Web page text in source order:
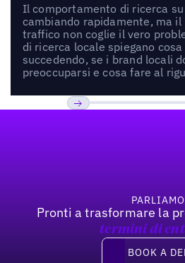
Il comportamento di ricerca su
cambiando rapidamente, ma
traffico non coglie il vero
di ricerca locale spiegano
succedendo, se i brand locali
preoccuparsi e cosa fare al
PARLIAMO
Pronti a trasformare la
termini di
Book a demo
BOOK A